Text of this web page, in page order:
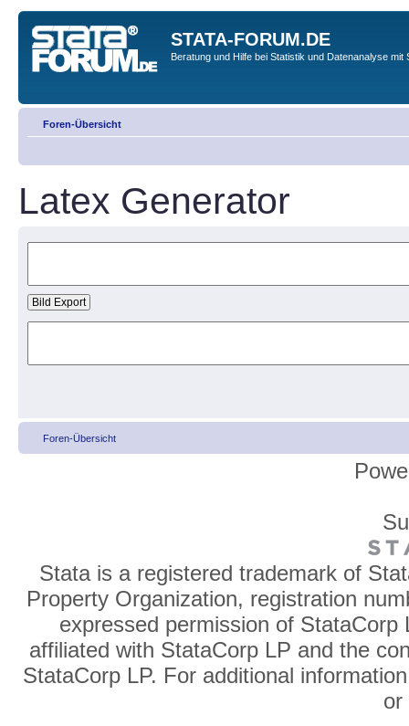
STATA-FORUM.DE
Beratung und Hilfe bei Statistik und Datenanalyse mit
Foren-Übersicht
Latex Generator
Foren-Übersicht
Stata is a registered trademark of
Property Organization, registration
expressed permission of
affiliated with StataCorp LP and the
StataCorp LP. For additional
or